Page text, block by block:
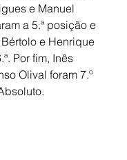
e Manuel
a 5.ª posição e
e Henrique
Por fim, Inês
Olival foram 7.º